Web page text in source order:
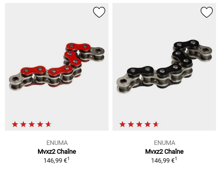
ENUMA
Mvxz2 Chaîne
146,99 €1
ENUMA
Mvxz2 Chaîne
146,99 €1